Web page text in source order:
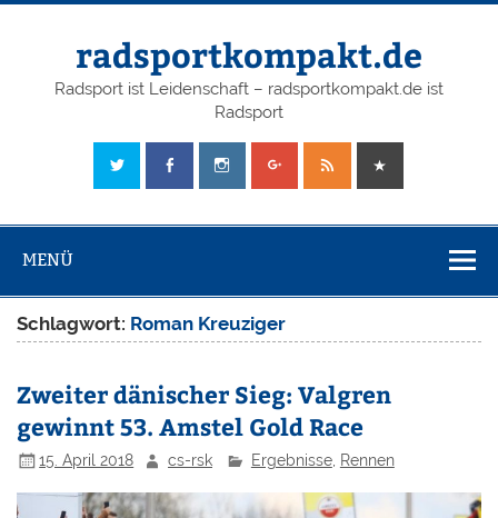
radsportkompakt.de
Radsport ist Leidenschaft – radsportkompakt.de ist
Radsport
MENÜ
Schlagwort: Roman Kreuziger
Zweiter dänischer Sieg: Valgren
gewinnt 53. Amstel Gold Race
15. April 2018 cs-rsk Ergebnisse, Rennen